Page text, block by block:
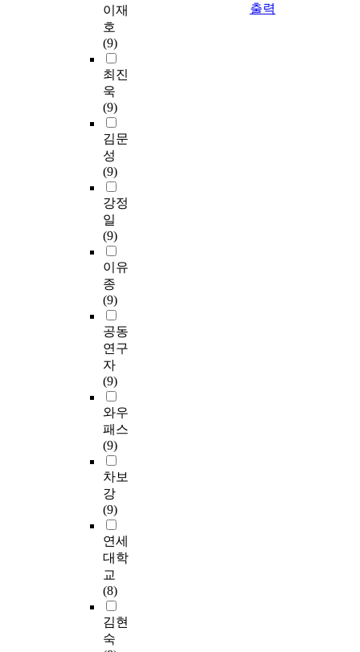
이재
호
(9)
최진
욱
(9)
김문
성
(9)
강정
일
(9)
이유
종
(9)
공동
연구
자
(9)
와우
패스
(9)
차보
강
(9)
연세
대학
교
(8)
김현
숙
출력